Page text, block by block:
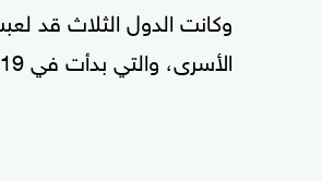
وكانت الدول الثلاث قد
الأسرى، والتي بدأت في 19 يناير ومن المقرر أن تكتمل بحلول أول مارس المقبل.